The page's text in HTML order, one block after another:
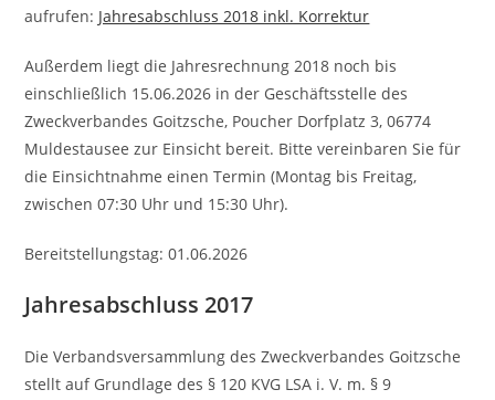
aufrufen: Jahresabschluss 2018 inkl. Korrektur
Außerdem liegt die Jahresrechnung 2018 noch bis
einschließlich 15.06.2026 in der Geschäftsstelle des
Zweckverbandes Goitzsche, Poucher Dorfplatz 3, 06774
Muldestausee zur Einsicht bereit. Bitte vereinbaren Sie für
die Einsichtnahme einen Termin (Montag bis Freitag,
zwischen 07:30 Uhr und 15:30 Uhr).
Bereitstellungstag: 01.06.2026
Jahresabschluss 2017
Die Verbandsversammlung des Zweckverbandes Goitzsche
stellt auf Grundlage des § 120 KVG LSA i. V. m. § 9